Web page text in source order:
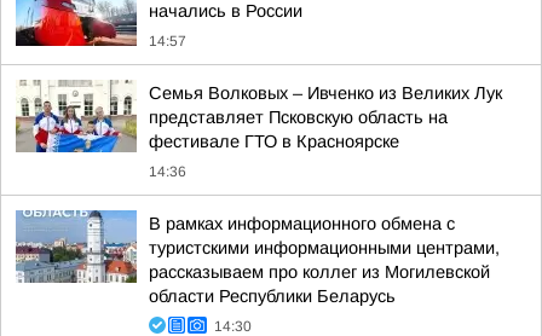
начались в России
14:57
Семья Волковых – Ивченко из Великих Лук
представляет Псковскую область на
фестивале ГТО в Красноярске
14:36
В рамках информационного обмена с
туристскими информационными центрами,
рассказываем про коллег из Могилевской
области Республики Беларусь
14:30